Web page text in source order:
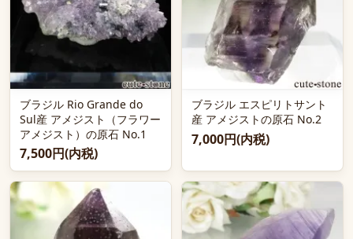
ブラジル Rio Grande do
Sul産 アメジスト（フラワー
アメジスト）の原石 No.1
7,500円(内税)
ブラジル エスピリトサント
産 アメジストの原石 No.2
7,000円(内税)